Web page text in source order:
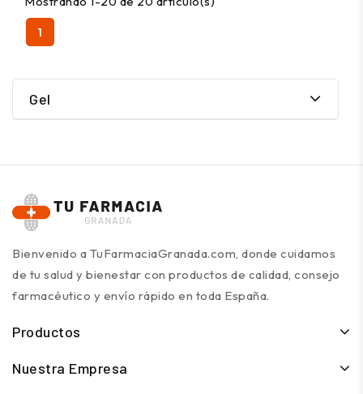
1
Gel
Bienvenido a TuFarmaciaGranada.com, donde cuidamos
de tu salud y bienestar con productos de calidad, consejo
farmacéutico y envío rápido en toda España.
Productos
Nuestra Empresa